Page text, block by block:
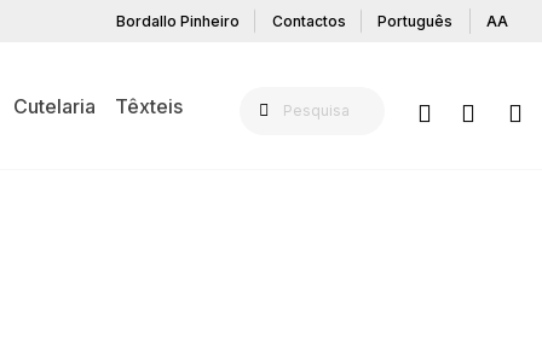
Bordallo Pinheiro Contactos Português AA
Cutelaria Têxteis